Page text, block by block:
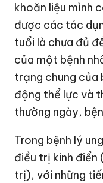
khoăn liệu mình
được các tác
tuổi là chưa đủ
của một bệnh
trạng chung của
động thể lực và
thường ngày,
Trong bệnh lý
điều trị kinh
trị), với những